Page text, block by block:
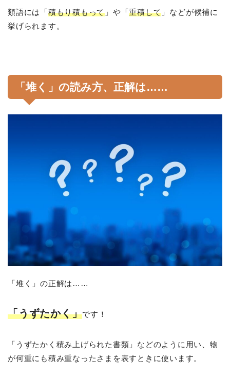
類語には「 積もり積もって 」や「重積して 」などが候補に
挙げられます。
「堆く」の読み方、正解は……
「堆く」の正解は……
「うずたかく」です！
「うずたかく積み上げられた書類」などのように用い、物
が何重にも積み重なったさまを表すときに使います。